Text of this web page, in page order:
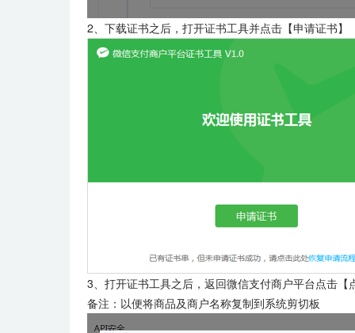
2、下载证书之后，打开证书工具并点击【申请证书】
3、打开证书工具之后，返回微信支付商户平台点击
备注：以便将商品及商户名称复制到系统剪切板